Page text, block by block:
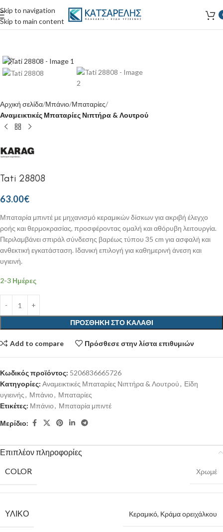
Skip to navigation
Skip to main content
Αρχική σελίδα Μπάνιο Μπαταρίες
Αναμεικτικές Μπαταρίες Νιπτήρα & Λουτρού
Tati 28808
63.00€
Μπαταρία μπιντέ με μηχανισμό κεραμικών δίσκων για ακριβή έλεγχο
ροής και θερμοκρασίας, προσφέροντας ομαλή και αθόρυβη λειτουργία.
Περιλαμβάνει σπιράλ σύνδεσης βαρέως τύπου 35 cm για ασφαλή και
ανθεκτική εγκατάσταση. Ιδανική επιλογή για καθημερινή άνεση και
υγιεινή.
2-3 Ημέρες
ΠΡΟΣΘΉΚΗ ΣΤΟ ΚΑΛΆΘΙ
Add to compare Πρόσθεσε στην λίστα επιθυμιών
Κωδικός προϊόντος: 5206836665726
Κατηγορίες: Αναμεικτικές Μπαταρίες Νιπτήρα & Λουτρού, Είδη
υγιεινής, Μπάνιο, Μπαταρίες
Ετικέτες: Μπάνιο, Μπαταρία μπιντέ
Μερίδιο:
Επιπλέον πληροφορίες
COLOR
Χρωμέ
ΥΛΙΚΌ Κεραμικό, Κράμα ορειχάλκου